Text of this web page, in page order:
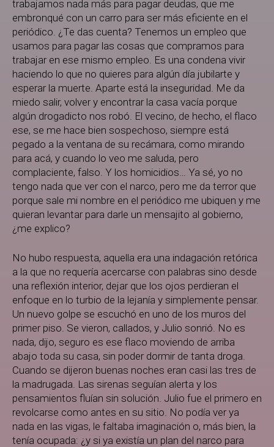
trabajamos nada más para pagar deudas, que me
embronqué con un carro para ser más eficiente en el
periódico. ¿Te das cuenta? Tenemos un empleo que
usamos para pagar las cosas que compramos para
trabajar en ese mismo empleo. Es una condena vivir
haciendo lo que no quieres para algún día jubilarte y
esperar la muerte. Aparte está la inseguridad. Me da
miedo salir, volver y encontrar la casa vacía porque
algún drogadicto nos robó. El vecino, de hecho, el flaco
ese, se me hace bien sospechoso, siempre está
pegado a la ventana de su recámara, como mirando
para acá, y cuando lo veo me saluda, pero
complaciente, falso. Y los homicidios… Ya sé, yo no
tengo nada que ver con el narco, pero me da terror que
porque sale mi nombre en el periódico me ubiquen y me
quieran levantar para darle un mensajito al gobierno,
¿me explico?
No hubo respuesta, aquella era una indagación retórica
a la que no requería acercarse con palabras sino desde
una reflexión interior, dejar que los ojos perdieran el
enfoque en lo turbio de la lejanía y simplemente pensar.
Un nuevo golpe se escuchó en uno de los muros del
primer piso. Se vieron, callados, y Julio sonrió. No es
nada, dijo, seguro es ese flaco moviendo de arriba
abajo toda su casa, sin poder dormir de tanta droga.
Cuando se dijeron buenas noches eran casi las tres de
la madrugada. Las sirenas seguían alerta y los
pensamientos fluían sin solución. Julio fue el primero en
revolcarse como antes en su sitio. No podía ver ya
nada en las vigas, le faltaba imaginación o, más bien, la
tenía ocupada: ¿y si ya existía un plan del narco para